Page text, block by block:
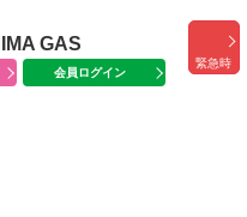
会員ログイン
緊急時